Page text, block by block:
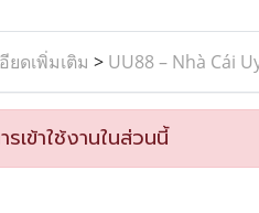
ยดเพิ่มเติม > UU88 – Nhà Cái
เข้าใช้งานในส่วนนี้